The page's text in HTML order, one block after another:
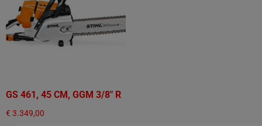
GS 461, 45 CM, GGM 3/8" R
€ 3.349,00